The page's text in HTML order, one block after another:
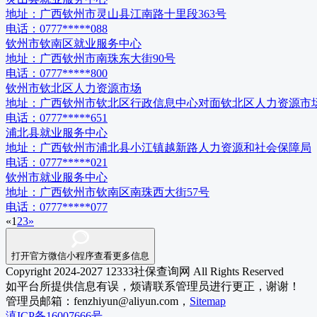
地址： 广西钦州市灵山县江南路十里段363号
电话： 0777*****088
钦州市钦南区就业服务中心
地址： 广西钦州市南珠东大街90号
电话： 0777*****800
钦州市钦北区人力资源市场
地址： 广西钦州市钦北区行政信息中心对面钦北区人力资源市
电话： 0777*****651
浦北县就业服务中心
地址： 广西钦州市浦北县小江镇越新路人力资源和社会保障局
电话： 0777*****021
钦州市就业服务中心
地址： 广西钦州市钦南区南珠西大街57号
电话： 0777*****077
«1 23»
打开官方微信小程序查看更多信息
Copyright 2024-2027 12333社保查询网 All Rights Reserved
如平台所提供信息有误，烦请联系管理员进行更正，谢谢！
管理员邮箱：fenzhiyun@aliyun.com， Sitemap